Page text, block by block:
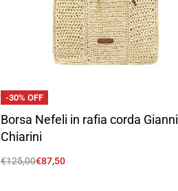
-30% OFF
Borsa Nefeli in rafia corda Gianni
Chiarini
€125,00€87,50